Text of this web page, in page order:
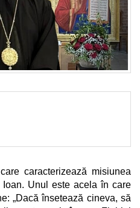
caracterizează misiunea
Unul este acela în care
„Dacă însetează cineva, să